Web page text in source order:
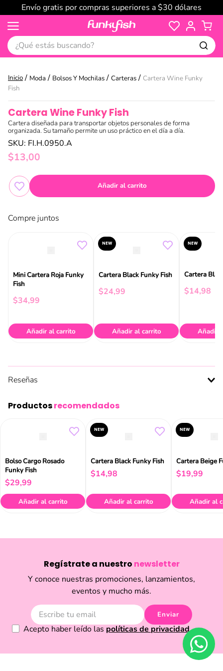
Envío gratis por compras superiores a $30 dólares
¿Qué estás buscando?
Moda Bolsos Y Mochilas Carteras
Cartera Wine Funky
Fish
Cartera Wine Funky Fish
Cartera diseñada para transportar objetos personales de forma
organizada. Su tamaño permite un uso práctico en el día a día.
SKU: FI.H.0950.A
$13,00
Añadir al carrito
Compre juntos
Mini Cartera Roja Funky
Fish
$34,99
Añadir al carrito
NEW
Cartera Black Funky Fish
$24,99
Añadir al carrito
NEW
Cartera
$14,98
Añadir
Reseñas
Productosrecomendados
Bolso Cargo Rosado
Funky Fish
$29,99
Añadir al carrito
NEW
Cartera Black Funky Fish
$14,98
Añadir al carrito
NEW
Cartera Beige
$19,99
Añadir al
Regístrate a nuestro newsletter
Y conoce nuestras promociones, lanzamientos,
eventos y mucho más.
Enviar
Acepto haber leído las políticas de privacidad.